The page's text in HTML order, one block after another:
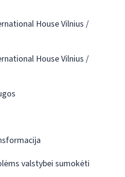
House Vilnius /
House Vilnius /
valstybei sumokėti